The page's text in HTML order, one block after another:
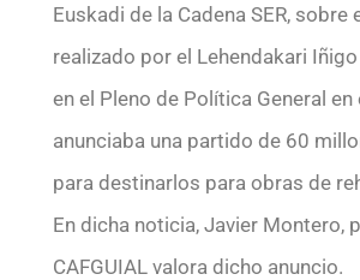
Euskadi de la Cadena SER, sobre
realizado por el Lehendakari
en el Pleno de Política General en
anunciaba una partido de 60
para destinarlos para obras de
En dicha noticia, Javier Montero,
CAFGUIAL valora dicho anuncio.